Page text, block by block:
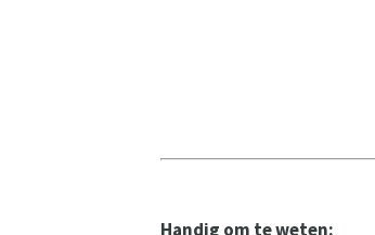
Handig om te weten: